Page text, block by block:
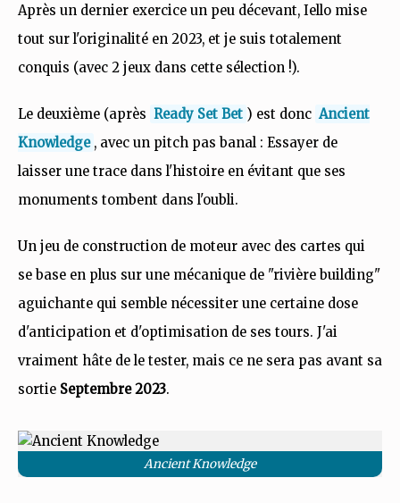
Après un dernier exercice un peu décevant, Iello mise
tout sur l'originalité en 2023, et je suis totalement
conquis (avec 2 jeux dans cette sélection !).
Le deuxième (après Ready Set Bet ) est donc Ancient
Knowledge , avec un pitch pas banal : Essayer de
laisser une trace dans l'histoire en évitant que ses
monuments tombent dans l'oubli.
Un jeu de construction de moteur avec des cartes qui
se base en plus sur une mécanique de "rivière building"
aguichante qui semble nécessiter une certaine dose
d'anticipation et d'optimisation de ses tours. J'ai
vraiment hâte de le tester, mais ce ne sera pas avant sa
sortie Septembre 2023.
Ancient Knowledge